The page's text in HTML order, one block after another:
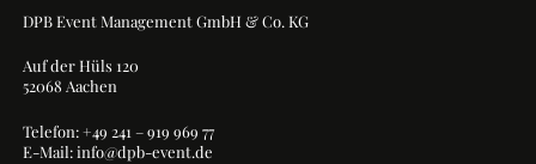
DPB Event Management GmbH & Co. KG
Auf der Hüls 120
52068 Aachen
Telefon: +49 241 – 919 969 77
E-Mail: info@dpb-event.de